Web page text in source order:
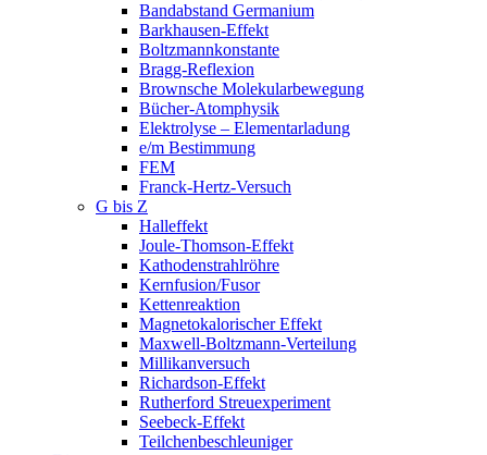
Bandabstand Germanium
Barkhausen-Effekt
Boltzmannkonstante
Bragg-Reflexion
Brownsche Molekularbewegung
Bücher-Atomphysik
Elektrolyse – Elementarladung
e/m Bestimmung
FEM
Franck-Hertz-Versuch
G bis Z
Halleffekt
Joule-Thomson-Effekt
Kathodenstrahlröhre
Kernfusion/Fusor
Kettenreaktion
Magnetokalorischer Effekt
Maxwell-Boltzmann-Verteilung
Millikanversuch
Richardson-Effekt
Rutherford Streuexperiment
Seebeck-Effekt
Teilchenbeschleuniger